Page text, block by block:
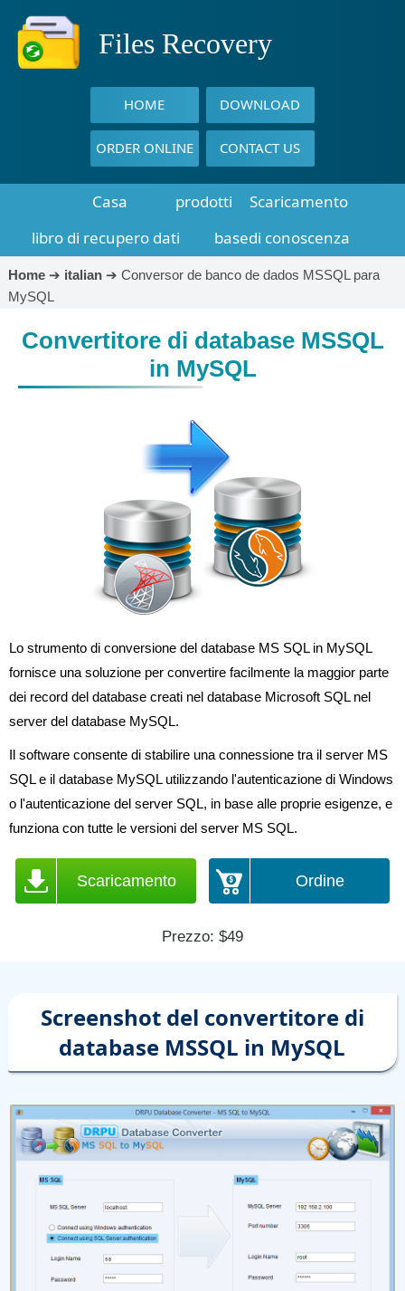
Files Recovery
HOME DOWNLOAD
ORDER ONLINE CONTACT US
Casa prodotti
Scaricamento
libro di recupero dati
basedi conoscenza
Home➔ italian➔ Conversor de banco de dados MSSQL para
MySQL
Convertitore di database MSSQL
in MySQL
Lo strumento di conversione del database MS SQL in MySQL
fornisce una soluzione per convertire facilmente la maggior parte
dei record del database creati nel database Microsoft SQL nel
server del database MySQL.
Il software consente di stabilire una connessione tra il server MS
SQL e il database MySQL utilizzando l'autenticazione di Windows
o l'autenticazione del server SQL, in base alle proprie esigenze, e
funziona con tutte le versioni del server MS SQL.
Scaricamento Ordine
Prezzo: $49
Screenshot del convertitore di
database MSSQL in MySQL